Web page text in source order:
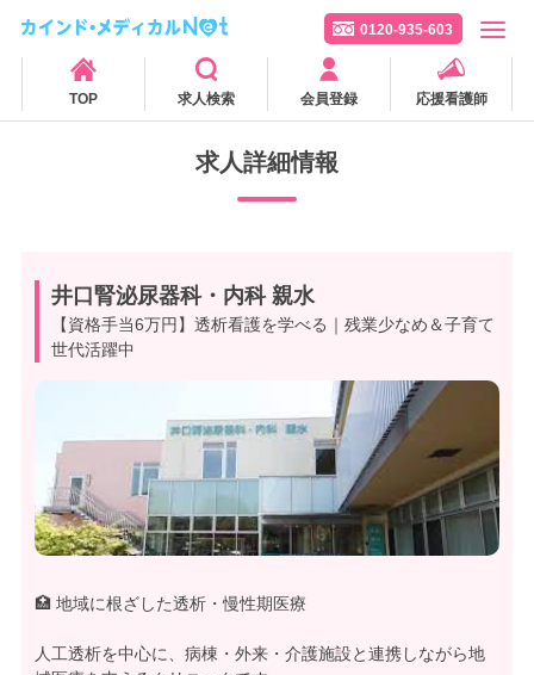
0120-935-603
TOP 求人検索 会員登録 応援看護師
求人詳細情報
井口腎泌尿器科・内科 親水
【資格手当6万円】透析看護を学べる｜残業少なめ＆子育て
世代活躍中
🏥 地域に根ざした透析・慢性期医療
人工透析を中心に、病棟・外来・介護施設と連携しながら地